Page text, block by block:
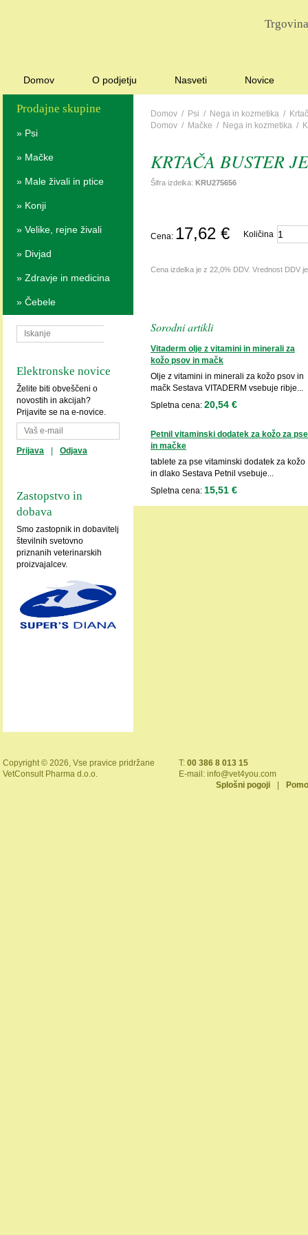
Domov O podjetju Nasveti Novice
Prodajne skupine
» Psi
» Mačke
» Male živali in ptice
» Konji
» Velike, rejne živali
» Divjad
» Zdravje in medicina
» Čebele
Elektronske novice
Želite biti obveščeni o
novostih in akcijah?
Prijavite se na e-novice.
Prijava Odjava
Zastopstvo in
dobava
Smo zastopnik in dobavitelj
številnih svetovno
priznanih veterinarskih
proizvajalcev.
Domov / Psi / Nega in kozmetika /
Domov / Mačke / Nega in kozmetika /
KRTAČA BUSTER
Šifra izdelka: KRU275656
Cena: 17,62 € Količina
Cena izdelka je z 22,0% DDV. Vrednost DDV
Sorodni artikli
Vitaderm olje z vitamini in minerali za
kožo psov in mačk
Olje z vitamini in minerali za kožo psov in
mačk Sestava VITADERM vsebuje ribje...
Spletna cena: 20,54 €
Petnil vitaminski dodatek za kožo za pse
in mačke
tablete za pse vitaminski dodatek za kožo
in dlako Sestava Petnil vsebuje...
Spletna cena: 15,51 €
Copyright © 2026, Vse pravice pridržane
VetConsult Pharma d.o.o.
T: 00 386 8 013 15
E-mail: info@vet4you.com
Splošni pogoji